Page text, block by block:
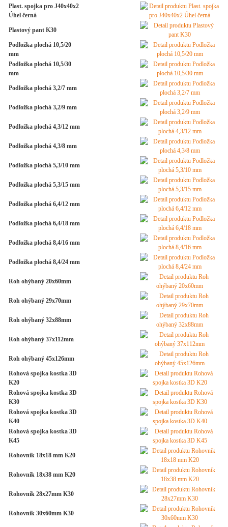
Plast. spojka pro J40x40x2
Úhel černá
Plastový pant K30
Podložka plochá 10,5/20
mm
Podložka plochá 10,5/30
mm
Podložka plochá 3,2/7 mm
Podložka plochá 3,2/9 mm
Podložka plochá 4,3/12 mm
Podložka plochá 4,3/8 mm
Podložka plochá 5,3/10 mm
Podložka plochá 5,3/15 mm
Podložka plochá 6,4/12 mm
Podložka plochá 6,4/18 mm
Podložka plochá 8,4/16 mm
Podložka plochá 8,4/24 mm
Roh ohýbaný 20x60mm
Roh ohýbaný 29x70mm
Roh ohýbaný 32x88mm
Roh ohýbaný 37x112mm
Roh ohýbaný 45x126mm
Rohová spojka kostka 3D
K20
Rohová spojka kostka 3D
K30
Rohová spojka kostka 3D
K40
Rohová spojka kostka 3D
K45
Rohovník 18x18 mm K20
Rohovník 18x38 mm K20
Rohovník 28x27mm K30
Rohovník 30x60mm K30